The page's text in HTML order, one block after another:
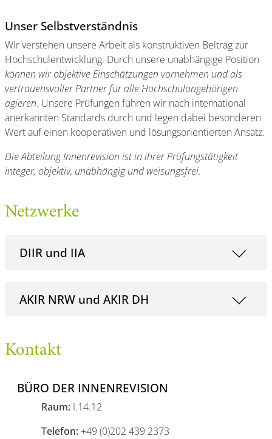
Unser Selbstverständnis
Wir verstehen unsere Arbeit als konstruktiven Beitrag zur
Hochschulentwicklung. Durch unsere unabhängige Position
können wir objektive Einschätzungen vornehmen und als
vertrauensvoller Partner für alle Hochschulangehörigen
agieren. Unsere Prüfungen führen wir nach international
anerkannten Standards durch und legen dabei besonderen
Wert auf einen kooperativen und lösungsorientierten Ansatz.
Die Abteilung Innenrevision ist in ihrer Prüfungstätigkeit
integer, objektiv, unabhängig und weisungsfrei.
Netzwerke
DIIR und IIA
AKIR NRW und AKIR DH
Kontakt
BÜRO DER INNENREVISION
Raum: I.14.12
Telefon: +49 (0)202 439 2373